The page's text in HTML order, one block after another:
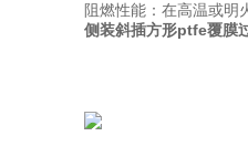
阻燃性能：在高温或明
侧装斜插方形ptfe覆膜